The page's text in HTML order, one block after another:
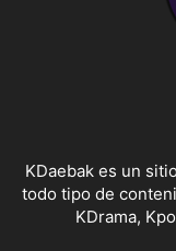
KDaebak es un
todo tipo de
KDrama,